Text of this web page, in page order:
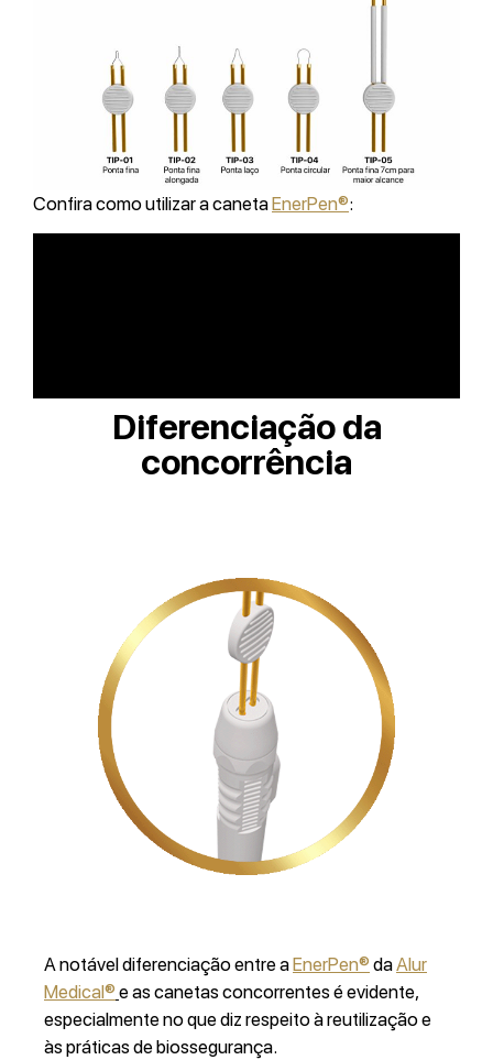
Confira como utilizar a canetaEnerPen®:
Diferenciação da
concorrência
A notável diferenciação entre aEnerPen® daAlur
Medical® e as canetas concorrentes é evidente,
especialmente no que diz respeito à reutilização e
às práticas de biossegurança.